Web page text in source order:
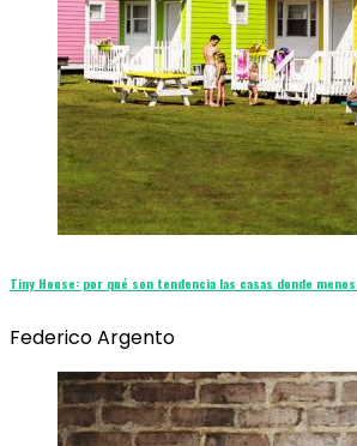
Tiny House: por qué son tendencia las casas donde
Federico Argento